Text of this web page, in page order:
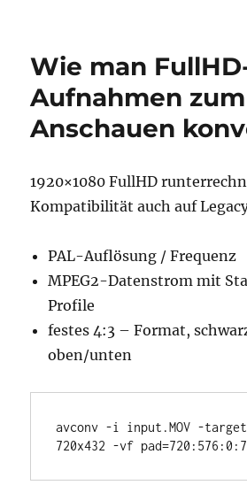
Wie man
Aufnahmen zum
Anschauen
1920×1080 FullHD
Kompatibilität auch auf
PAL-Auflösung / Frequenz
MPEG2-Datenstrom mit
Profile
festes 4:3 – Format,
oben/unten
avconv -i input.MOV -
720x432 -vf